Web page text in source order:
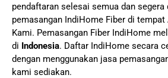
pendaftaran selesai semua dan segera
pemasangan IndiHome Fiber di
Kami. Pemasangan Fiber IndiHome
di Indonesia. Daftar IndiHome secara
dengan menggunakan jasa
kami sediakan.